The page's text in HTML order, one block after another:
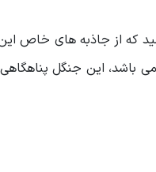
به جنگلی دیدنی می رسید که از جاذبه های
باشد، این جنگل